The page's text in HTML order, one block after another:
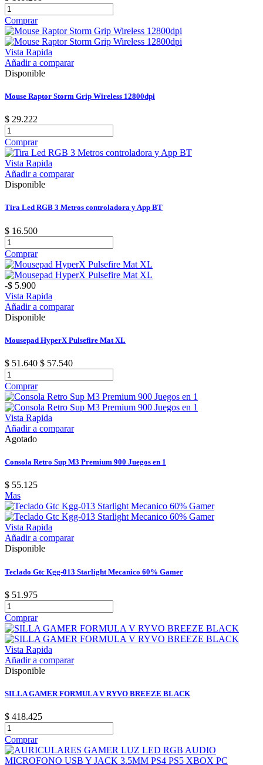
Comprar
Vista Rapida
Añadir a comparar
Disponible
Mouse Raptor Storm Grip Wireless 12800dpi
$ 29.222
Comprar
Vista Rapida
Añadir a comparar
Disponible
Tira Led RGB 3 Metros controladora y App BT
$ 16.500
Comprar
-$ 5.900
Vista Rapida
Añadir a comparar
Disponible
Mousepad HyperX Pulsefire Mat XL
$ 51.640 $ 57.540
Comprar
Vista Rapida
Añadir a comparar
Agotado
Consola Retro Sup M3 Premium 900 Juegos en 1
$ 55.125
Mas
Vista Rapida
Añadir a comparar
Disponible
Teclado Gtc Kgg-013 Starlight Mecanico 60% Gamer
$ 51.975
Comprar
Vista Rapida
Añadir a comparar
Disponible
SILLA GAMER FORMULA V RYVO BREEZE BLACK
$ 418.425
Comprar